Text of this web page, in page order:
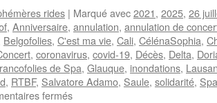
rides | Marqué avec2021, 2025, 26
, Anniversaire, annulation, annulation de
Belgofolies, C'est ma vie, Cali, CélénaSophia,
, coronavirus, covid-19, Décès, Delta,
de Spa, Glauque, inondations,
, RTBF, Salvatore Adamo, Saule, solidarité, Spa
ferméssur